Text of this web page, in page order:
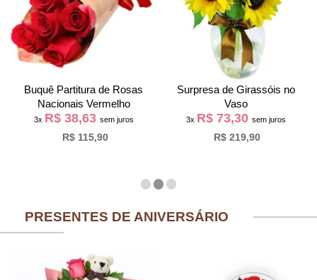
Buquê Partitura de Rosas
Nacionais Vermelho
3x R$ 38,63 sem juros
R$ 115,90
Surpresa de Girassóis no
Vaso
3x R$ 73,30 sem juros
R$ 219,90
PRESENTES DE ANIVERSÁRIO